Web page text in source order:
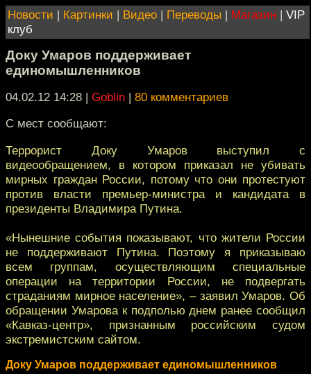
Новости | Картинки | Видео | Переводы | Магазин | VIP
клуб
Доку Умаров поддерживает
единомышленников
04.02.12 14:28 | Goblin | 80 комментариев
C мест сообщают:
Террорист Доку Умаров выступил с
видеообращением, в котором приказал не убивать
мирных граждан России, потому что они протестуют
против власти премьер-министра и кандидата в
президенты Владимира Путина.
«Нынешние события показывают, что жители России
не поддерживают Путина. Поэтому я приказываю
всем группам, осуществляющим специальные
операции на территории России, не подвергать
страданиям мирное население», – заявил Умаров. Об
обращении Умарова к подполью днем ранее сообщил
«Кавказ-центр», признанным российским судом
экстремистским сайтом.
Доку Умаров поддерживает единомышленников